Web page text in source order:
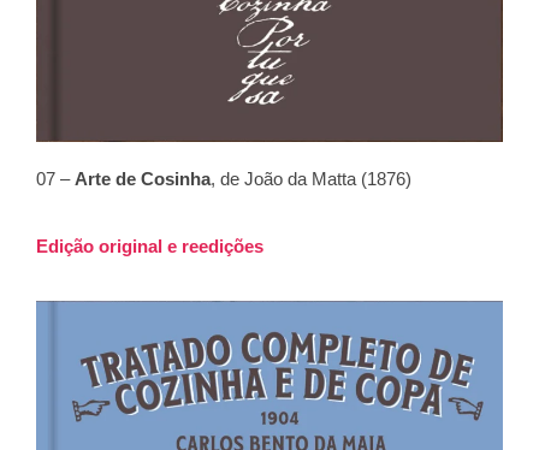
07 – Arte de Cosinha, de João da Matta (1876)
Edição original e reedições